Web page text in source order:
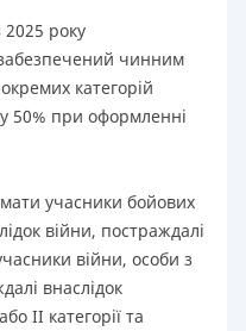
2025 року
чинним
категорій
50% при оформленні
учасники бойових
війни, постраждалі
війни, особи з
внаслідок
II категорії та